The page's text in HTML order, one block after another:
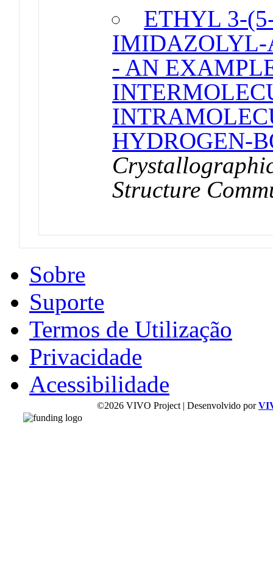
ETHYL 3-
IMIDAZOLYL-
- AN
HYDROGEN-
Structure
Sobre
Suporte
Termos de Utilização
Privacidade
Acessibilidade
©2026 VIVO Project | Desenvolvido por